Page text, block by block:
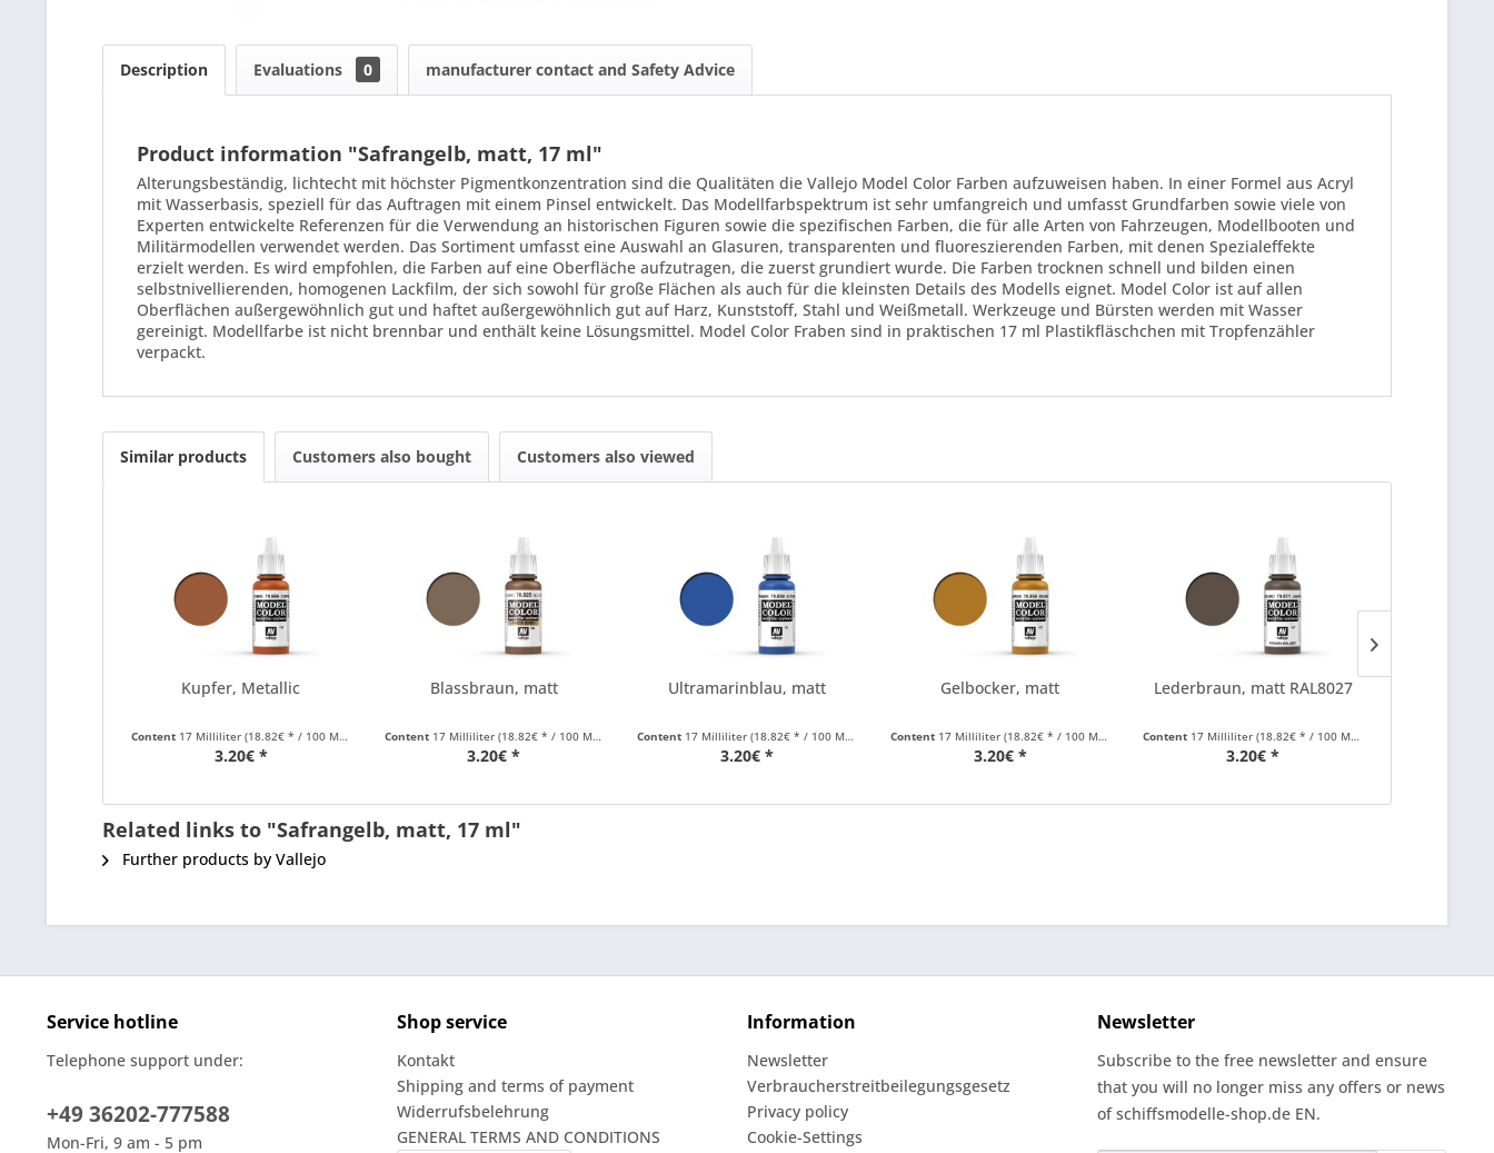
Description Evaluations 0 manufacturer contact and Safety Advice
Product information "Safrangelb, matt, 17 ml"
Alterungsbeständig, lichtecht mit höchster Pigmentkonzentration sind die Qualitäten die Vallejo Model Color Farben aufzuweisen haben. In einer Formel aus Acryl
mit Wasserbasis, speziell für das Auftragen mit einem Pinsel entwickelt. Das Modellfarbspektrum ist sehr umfangreich und umfasst Grundfarben sowie viele von
Experten entwickelte Referenzen für die Verwendung an historischen Figuren sowie die spezifischen Farben, die für alle Arten von Fahrzeugen, Modellbooten und
Militärmodellen verwendet werden. Das Sortiment umfasst eine Auswahl an Glasuren, transparenten und fluoreszierenden Farben, mit denen Spezialeffekte
erzielt werden. Es wird empfohlen, die Farben auf eine Oberfläche aufzutragen, die zuerst grundiert wurde. Die Farben trocknen schnell und bilden einen
selbstnivellierenden, homogenen Lackfilm, der sich sowohl für große Flächen als auch für die kleinsten Details des Modells eignet. Model Color ist auf allen
Oberflächen außergewöhnlich gut und haftet außergewöhnlich gut auf Harz, Kunststoff, Stahl und Weißmetall. Werkzeuge und Bürsten werden mit Wasser
gereinigt. Modellfarbe ist nicht brennbar und enthält keine Lösungsmittel. Model Color Fraben sind in praktischen 17 ml Plastikfläschchen mit Tropfenzähler
verpackt.
Similar products Customers also bought Customers also viewed
Kupfer, Metallic
Content 17 Milliliter (18.82€ * / 100 Milliliter)
3.20€ *
Blassbraun, matt
Content 17 Milliliter (18.82€ * / 100 Milliliter)
3.20€ *
Ultramarinblau, matt
Content 17 Milliliter(18.82€ * / 100 Milliliter)
3.20€ *
Gelbocker, matt
Content 17 Milliliter (18.82€ * / 100 Milliliter)
3.20€ *
Lederbraun, matt RAL8027
Content 17 Milliliter(18.82€ * / 100 Milliliter)
3.20€ *
Related links to "Safrangelb, matt, 17 ml"
Further products by Vallejo
Service hotline
Telephone support under:
+49 36202-777588
Mon-Fri, 9 am - 5 pm
Shop service
Kontakt
Shipping and terms of payment
Widerrufsbelehrung
GENERAL TERMS AND CONDITIONS
Information
Newsletter
Verbraucherstreitbeilegungsgesetz
Privacy policy
Cookie-Settings
Newsletter
Subscribe to the free newsletter and ensure
that you will no longer miss any offers or news
of schiffsmodelle-shop.de EN.